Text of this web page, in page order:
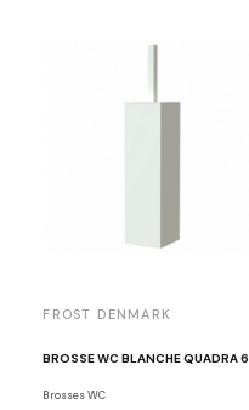
FROST DENMARK
BROSSE WC BLANCHE QUADRA 6
Brosses WC